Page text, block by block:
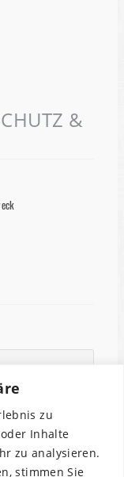
zu
Inhalte
zu analysieren.
stimmen Sie
&
unsere